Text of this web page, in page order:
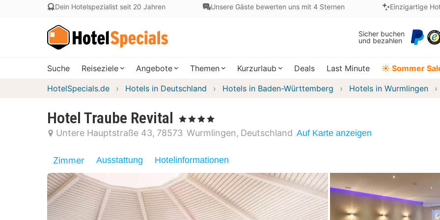
Dein Hotelspezialist seit 20 Jahren Unsere Gäste bewerten uns mit 4 Sternen Einzigartige
Sicher buchen
und bezahlen
Suche Reiseziele Angebote Themen Kurzurlaub Deals Last Minute ☀️ Sommer
HotelSpecials.de Hotels in Deutschland Hotels in Baden-Württemberg Hotels in Wurmlingen
Hotel Traube Revital , 4 Sterne
Untere Hauptstraße 43 78573 Wurmlingen Deutschland Auf Karte anzeigen
Zimmer Ausstattung Hotelinformationen